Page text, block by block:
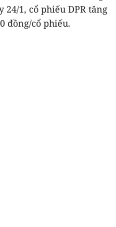
1, cổ phiếu DPR tăng
đồng/cổ phiếu.